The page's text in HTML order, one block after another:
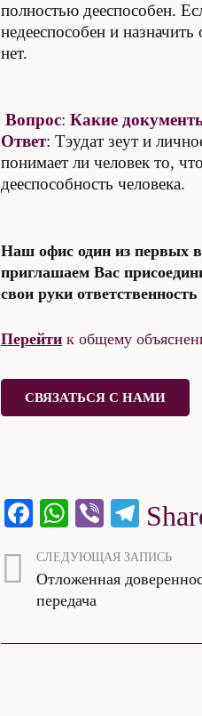
полностью дееспособен.
недееспособен и
нет.
Вопрос: Какие
Ответ: Тэудат зеут и
понимает ли человек то,
дееспособность человека.
Наш офис один из первых
приглашаем Вас
свои руки
Перейти к общему
СВЯЗАТЬСЯ С НАМИ
Facebook
WhatsApp
Viber
СЛЕДУЮЩАЯ ЗАПИСЬ
Отложенная
передача